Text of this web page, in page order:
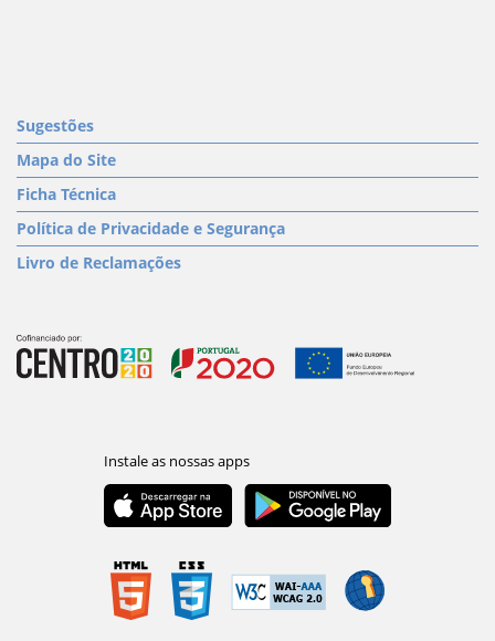
Sugestões
Mapa do Site
Ficha Técnica
Política de Privacidade e Segurança
Livro de Reclamações